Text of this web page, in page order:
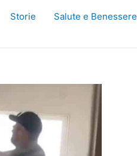
Storie Salute e Benessere